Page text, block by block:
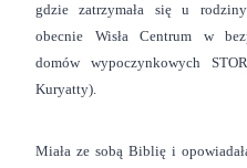
gdzie zatrzymała się u
obecnie Wisła Centrum w
domów wypoczynkowych
Kuryatty).
Miała ze sobą Biblię i